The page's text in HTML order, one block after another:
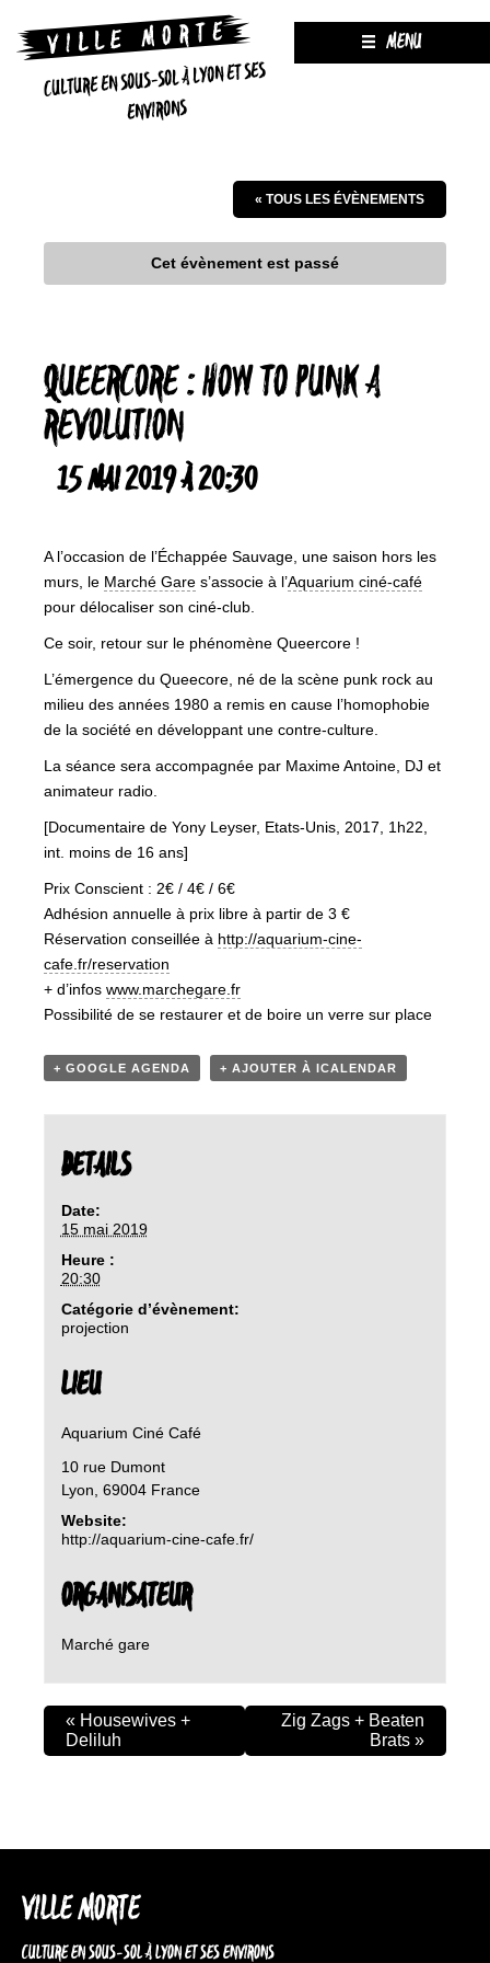
CULTURE EN SOUS-SOL À LYON ET SES
ENVIRONS
MENU
« TOUS LES ÉVÈNEMENTS
Cet évènement est passé
QUEERCORE : HOW TO PUNK A
REVOLUTION
15 MAI 2019 À 20:30
A l’occasion de l’Échappée Sauvage, une saison hors les
murs, le Marché Gare s’associe à l’Aquarium ciné-café
pour délocaliser son ciné-club.
Ce soir, retour sur le phénomène Queercore !
L’émergence du Queecore, né de la scène punk rock au
milieu des années 1980 a remis en cause l’homophobie
de la société en développant une contre-culture.
La séance sera accompagnée par Maxime Antoine, DJ et
animateur radio.
[Documentaire de Yony Leyser, Etats-Unis, 2017, 1h22,
int. moins de 16 ans]
Prix Conscient : 2€ / 4€ / 6€
Adhésion annuelle à prix libre à partir de 3 €
Réservation conseillée à http://aquarium-cine-
cafe.fr/reservation
+ d’infos www.marchegare.fr
Possibilité de se restaurer et de boire un verre sur place
+ GOOGLE AGENDA + AJOUTER À ICALENDAR
DETAILS
Date:
15 mai 2019
Heure :
20:30
Catégorie d’évènement:
projection
LIEU
Aquarium Ciné Café
10 rue Dumont
Lyon 69004 France
Website:
http://aquarium-cine-cafe.fr/
ORGANISATEUR
Marché gare
« Housewives +
Deliluh
Zig Zags + Beaten
Brats »
VILLE MORTE
CULTURE EN SOUS-SOL À LYON ET SES ENVIRONS